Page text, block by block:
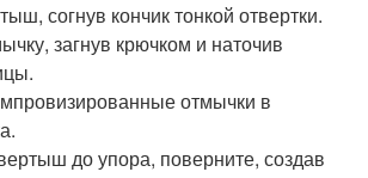
согнув кончик тонкой отвертки.
загнув крючком и наточив
отмычки в
до упора, поверните, создав